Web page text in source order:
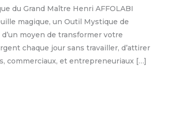
du Grand Maître Henri AFFOLABI
magique, un Outil Mystique de
moyen de transformer votre
chaque jour sans travailler, d’attirer
commerciaux, et entrepreneuriaux […]